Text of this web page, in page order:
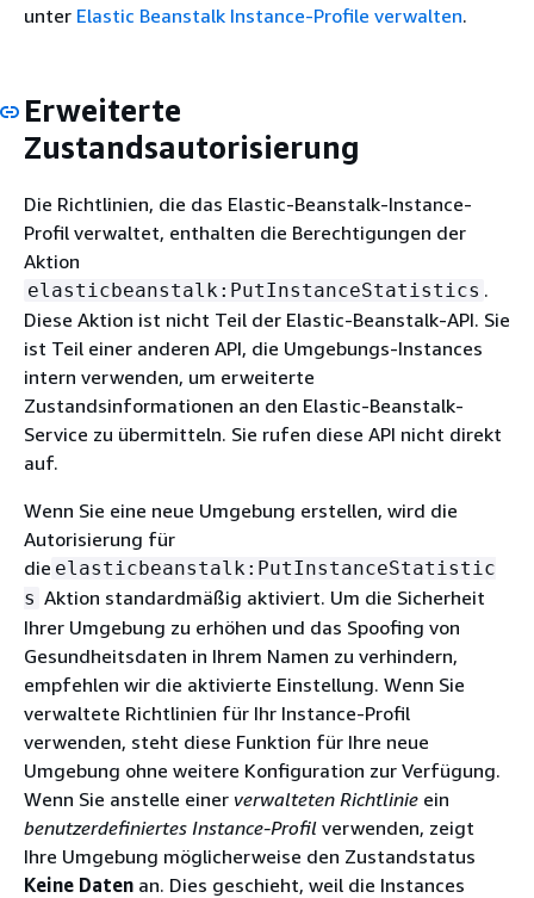
unter Elastic Beanstalk Instance-Profile verwalten.
Erweiterte
Zustandsautorisierung
Die Richtlinien, die das Elastic-Beanstalk-Instance-
Profil verwaltet, enthalten die Berechtigungen der
Aktion
elasticbeanstalk:PutInstanceStatistics .
Diese Aktion ist nicht Teil der Elastic-Beanstalk-API. Sie
ist Teil einer anderen API, die Umgebungs-Instances
intern verwenden, um erweiterte
Zustandsinformationen an den Elastic-Beanstalk-
Service zu übermitteln. Sie rufen diese API nicht direkt
auf.
Wenn Sie eine neue Umgebung erstellen, wird die
Autorisierung für
die elasticbeanstalk:PutInstanceStatistic
s Aktion standardmäßig aktiviert. Um die Sicherheit
Ihrer Umgebung zu erhöhen und das Spoofing von
Gesundheitsdaten in Ihrem Namen zu verhindern,
empfehlen wir die aktivierte Einstellung. Wenn Sie
verwaltete Richtlinien für Ihr Instance-Profil
verwenden, steht diese Funktion für Ihre neue
Umgebung ohne weitere Konfiguration zur Verfügung.
Wenn Sie anstelle einer verwalteten Richtlinie ein
benutzerdefiniertes Instance-Profil verwenden, zeigt
Ihre Umgebung möglicherweise den Zustandstatus
Keine Daten an. Dies geschieht, weil die Instances